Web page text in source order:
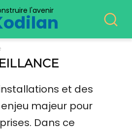
l'avenir
et des
majeur pour
Dans ce